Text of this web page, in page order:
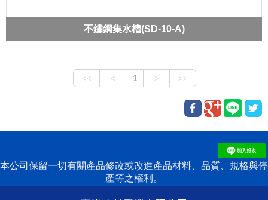
不鏽鋼集水槽(SD-10-A)
本公司保留一切有關產品修改或改進產品材料、品質、規格與停
產等之權利。